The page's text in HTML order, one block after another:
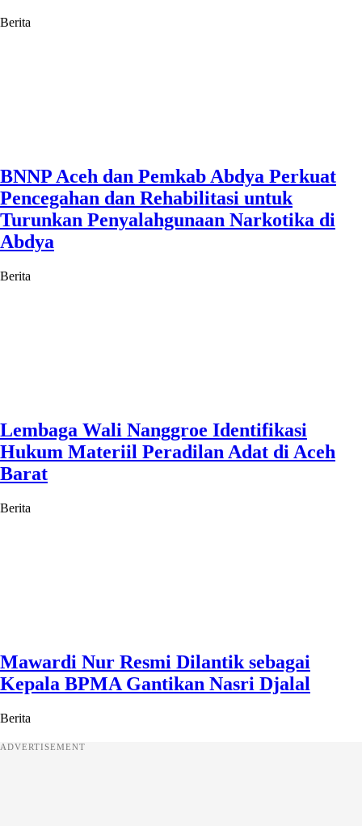
Berita
BNNP Aceh dan Pemkab Abdya Perkuat
Pencegahan dan Rehabilitasi untuk
Turunkan Penyalahgunaan Narkotika di
Abdya
Berita
Lembaga Wali Nanggroe Identifikasi
Hukum Materiil Peradilan Adat di Aceh
Barat
Berita
Mawardi Nur Resmi Dilantik sebagai
Kepala BPMA Gantikan Nasri Djalal
Berita
ADVERTISEMENT